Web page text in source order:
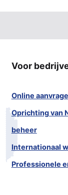
Voor
Online
Oprichting van
beheer
Internationaal
Professionele